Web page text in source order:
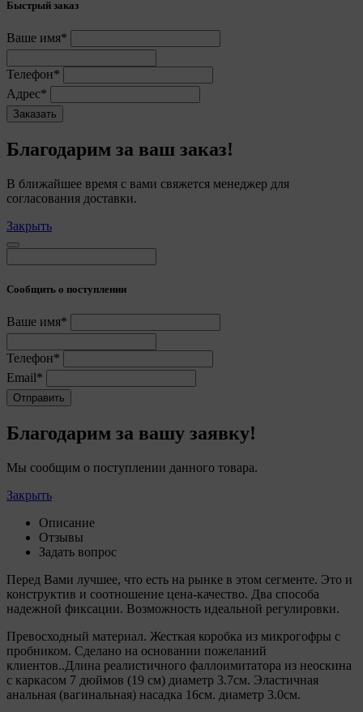
Быстрый заказ
Ваше имя*
Телефон*
Адрес*
Заказать
Благодарим за ваш заказ!
В ближайшее время с вами свяжется менеджер для
согласования доставки.
Закрыть
Сообщить о поступлении
Ваше имя*
Телефон*
Email*
Отправить
Благодарим за вашу заявку!
Мы сообщим о поступлении данного товара.
Закрыть
Описание
Отзывы
Задать вопрос
Перед Вами лучшее, что есть на рынке в этом сегменте. Это и
конструктив и соотношение цена-качество. Два способа
надежной фиксации. Возможность идеальной регулировки.
Превосходный материал. Жесткая коробка из микрогофры с
пробником. Сделано на основании пожеланий
клиентов..Длина реалистичного фаллоимитатора из неоскина
с каркасом 7 дюймов (19 см) диаметр 3.7см. Эластичная
анальная (вагинальная) насадка 16см. диаметр 3.0см.
О политике обработки файлов cookie
cookie
2. Утверждение положения о политике обработки
файлов cookie (далее –«Политика»
из принимаемых Обществом мер по защите
персональных данных, предусмотренных статьей 17
«О защите персональных данных» (далее –
данных, которые осуществляют использование веб-
каких целей и каким образом Общество
пользователи могут контролировать процесс такой
обработки.
сохраненными в браузере компьютера (мобильного
устройства) пользователя сайта Общества,
указанных в пункте 3 Политики, при их посещении
для отражения действий, совершенных
пользователем. Эти файлы позволяют не вводить
заново или выбирать те же параметры при
повторном посещении того или иного сайта,
например, выбор языковой версии.